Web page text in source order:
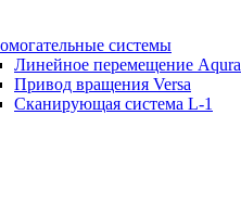
системы
Линейное перемещение Aqura
Привод вращения Versa
Сканирующая система L-1